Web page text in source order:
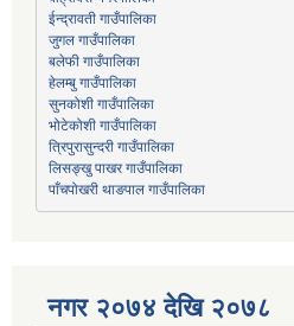
ईन्द्रावती गाउँपालिका
जुगल गाउँपालिका
बलेफी गाउँपालिका
हेलम्बु गाउँपालिका
सुनकोशी गाउँपालिका
भोटेकोशी गाउँपालिका
त्रिपुरासुन्दरी गाउँपालिका
लिसङ्खु पाखर गाउँपालिका
पाँचपोखरी थाङपाल गाउँपालिका
नगर २०७४ देखि २०७८